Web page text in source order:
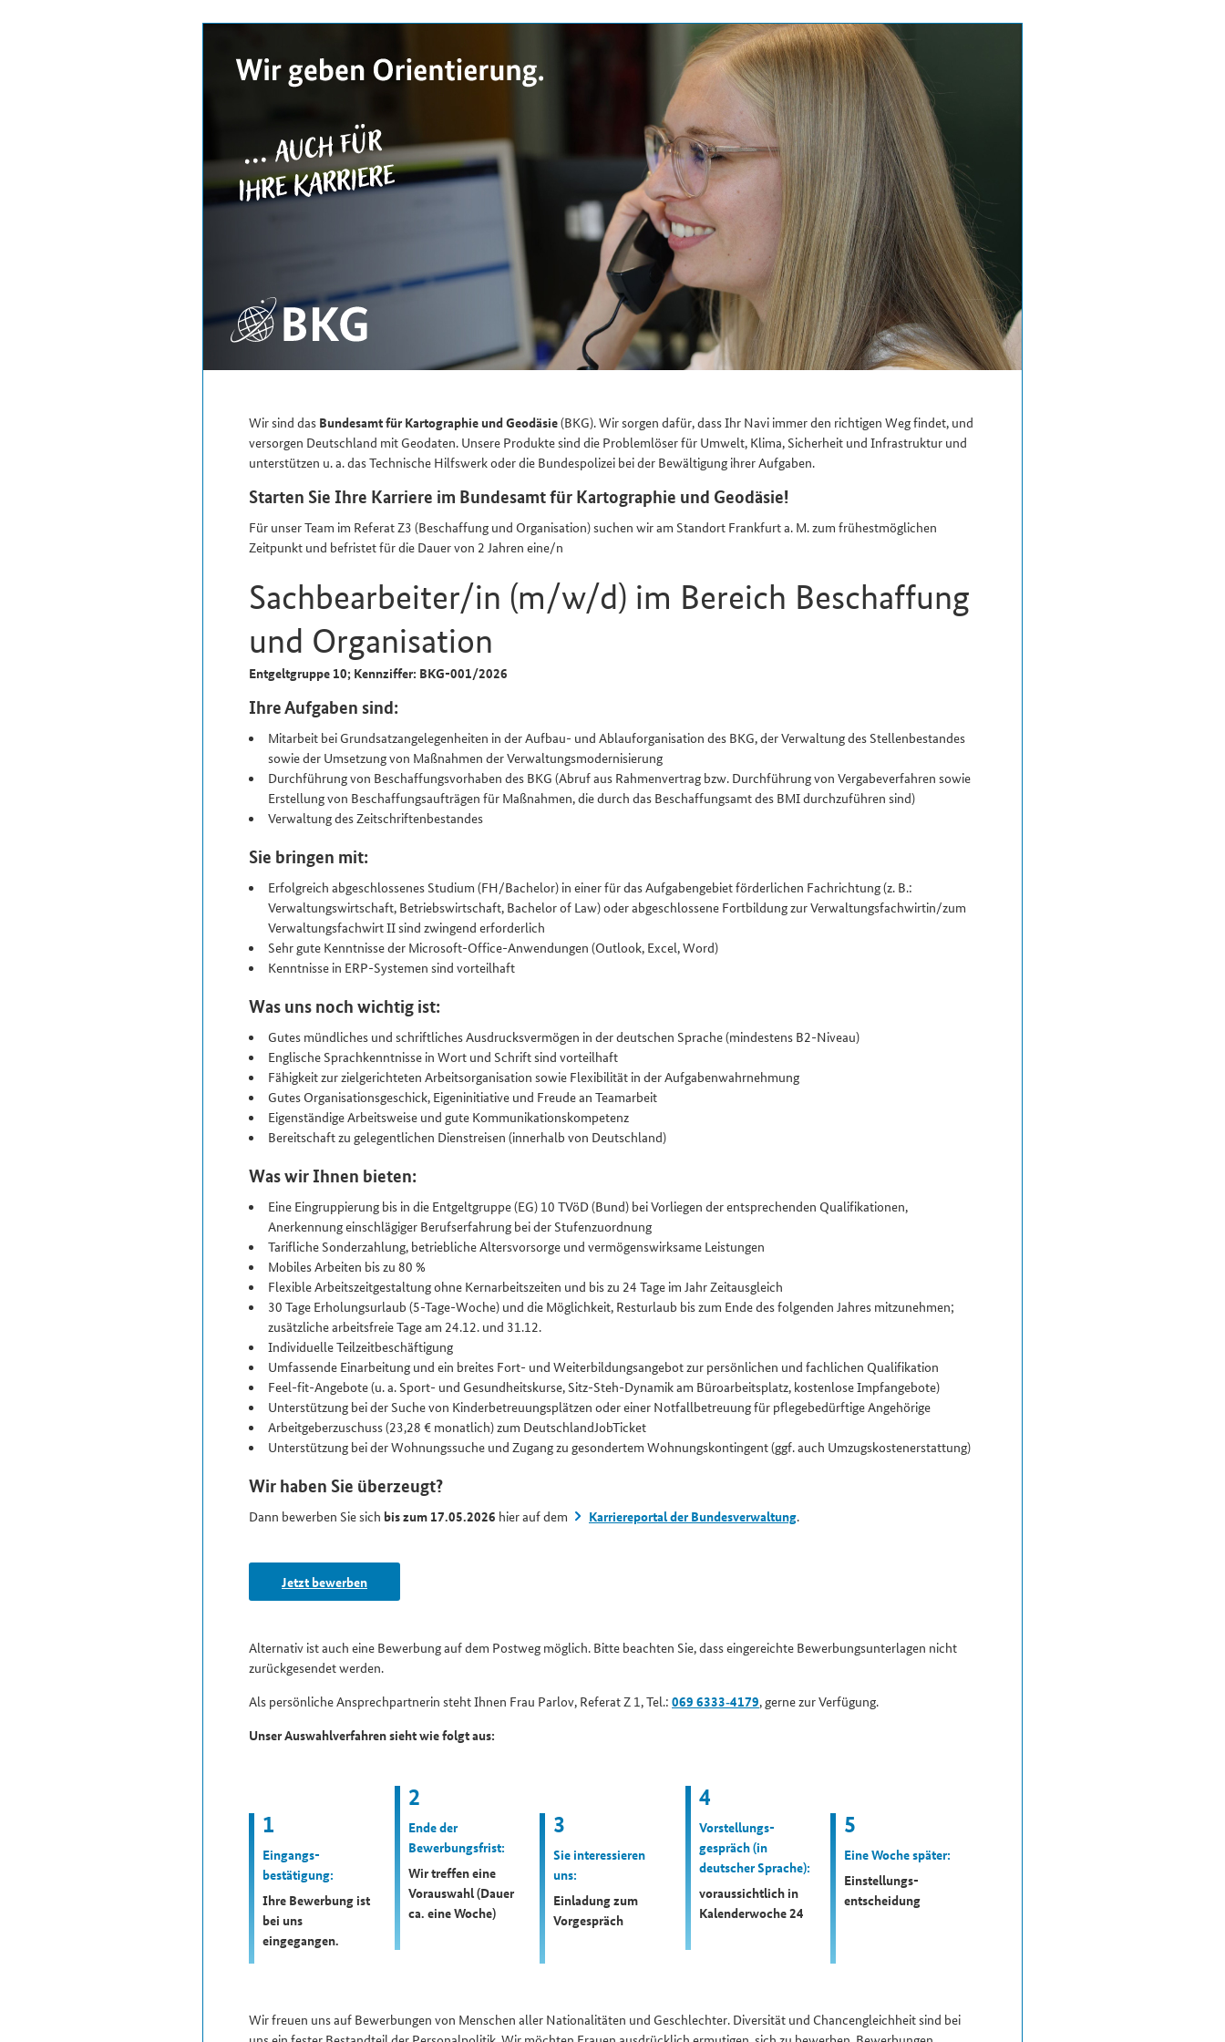
Wir sind das Bundesamt für Kartographie und Geodäsie(BKG). Wir sorgen dafür, dass Ihr Navi immer den richtigen Weg findet, und
versorgen Deutschland mit Geodaten. Unsere Produkte sind die Problemlöser für Umwelt, Klima, Sicherheit und Infrastruktur und
unterstützen u. a. das Technische Hilfswerk oder die Bundespolizei bei der Bewältigung ihrer Aufgaben.
Starten Sie Ihre Karriere im Bundesamt für Kartographie und Geodäsie!
Für unser Team im Referat Z3 (Beschaffung und Organisation) suchen wir am Standort Frankfurt a. M. zum frühestmöglichen
Zeitpunkt und befristet für die Dauer von 2 Jahren eine/n
Sachbearbeiter/in (m/w/d) im Bereich Beschaffung
und Organisation
Entgeltgruppe 10; Kennziffer: BKG-001/2026
Ihre Aufgaben sind:
Mitarbeit bei Grundsatz­angelegenheiten in der Aufbau- und Ablauf­organisation des BKG, der Verwaltung des Stellen­bestandes
sowie der Umsetzung von Maßnahmen der Verwaltungs­modernisierung
Durchführung von Beschaffungs­vorhaben des BKG (Abruf aus Rahmen­vertrag bzw. Durchführung von Vergabe­verfahren sowie
Erstellung von Beschaffungs­aufträgen für Maßnahmen, die durch das Beschaffungsamt des BMI durchzuführen sind)
Verwaltung des Zeitschriften­bestandes
Sie bringen mit:
Erfolgreich abgeschlossenes Studium (FH/​Bachelor) in einer für das Aufgaben­gebiet förderlichen Fachrichtung (z. B.:
Verwaltungs­wirtschaft, Betriebs­wirtschaft, Bachelor of Law) oder abgeschlossene Fortbildung zur Verwaltungs­fachwirtin/​zum
Verwaltungs­fachwirt II sind zwingend erforderlich
Sehr gute Kenntnisse der Microsoft-Office-Anwendungen (Outlook, Excel, Word)
Kenntnisse in ERP-Systemen sind vorteilhaft
Was uns noch wichtig ist:
Gutes mündliches und schriftliches Ausdrucks­vermögen in der deutschen Sprache (mindestens B2-Niveau)
Englische Sprachkenntnisse in Wort und Schrift sind vorteilhaft
Fähigkeit zur zielgerichteten Arbeitsorganisation sowie Flexibilität in der Aufgaben­wahrnehmung
Gutes Organisationsgeschick, Eigeninitiative und Freude an Teamarbeit
Eigenständige Arbeitsweise und gute Kommunikations­kompetenz
Bereitschaft zu gelegentlichen Dienstreisen (innerhalb von Deutschland)
Was wir Ihnen bieten:
Eine Eingruppierung bis in die Entgeltgruppe (EG) 10 TVöD (Bund) bei Vorliegen der entsprechenden Qualifikationen,
Anerkennung einschlägiger Berufs­erfahrung bei der Stufen­zuordnung
Tarifliche Sonderzahlung, betriebliche Alters­vorsorge und vermögens­wirksame Leistungen
Mobiles Arbeiten bis zu 80 %
Flexible Arbeitszeit­gestaltung ohne Kernarbeits­zeiten und bis zu 24 Tage im Jahr Zeitausgleich
30 Tage Erholungs­urlaub (5-Tage-Woche) und die Möglichkeit, Resturlaub bis zum Ende des folgenden Jahres mitzunehmen;
zusätzliche arbeitsfreie Tage am 24.12. und 31.12.
Individuelle Teilzeit­beschäftigung
Umfassende Einarbeitung und ein breites Fort- und Weiterbildungs­angebot zur persönlichen und fachlichen Qualifikation
Feel-fit-Angebote (u. a. Sport- und Gesundheits­kurse, Sitz-Steh-Dynamik am Büroarbeitsplatz, kostenlose Impfangebote)
Unterstützung bei der Suche von Kinderbetreuungs­plätzen oder einer Notfall­betreuung für pflegebedürftige Angehörige
Arbeitgeberzuschuss (23,28 € monatlich) zum DeutschlandJobTicket
Unterstützung bei der Wohnungs­suche und Zugang zu gesondertem Wohnungs­kontingent (ggf. auch Umzugskosten­erstattung)
Wir haben Sie überzeugt?
Dann bewerben Sie sich bis zum 17.05.2026 hier auf dem Karriereportal der Bundesverwaltung.
Jetzt bewerben
Alternativ ist auch eine Bewerbung auf dem Postweg möglich. Bitte beachten Sie, dass eingereichte Bewerbungs­unterlagen nicht
zurückgesendet werden.
Als persönliche Ansprechpartnerin steht Ihnen Frau Parlov, Referat Z 1, Tel.: 069 6333‑4179, gerne zur Verfügung.
Unser Auswahlverfahren sieht wie folgt aus:
1
Eingangs­
bestätigung:
Ihre Bewerbung ist
bei uns
eingegangen.
2
Ende der
Bewerbungsfrist:
Wir treffen eine
Vorauswahl (Dauer
ca. eine Woche)
3
Sie interessieren
uns:
Einladung zum
Vorgespräch
4
Vorstellungs­
gespräch (in
deutscher Sprache):
voraus­sichtlich in
Kalender­woche 24
5
Eine Woche später:
Einstellungs­
entscheidung
Wir freuen uns auf Bewerbungen von Menschen aller Nationalitäten und Geschlechter. Diversität und Chancengleichheit sind bei